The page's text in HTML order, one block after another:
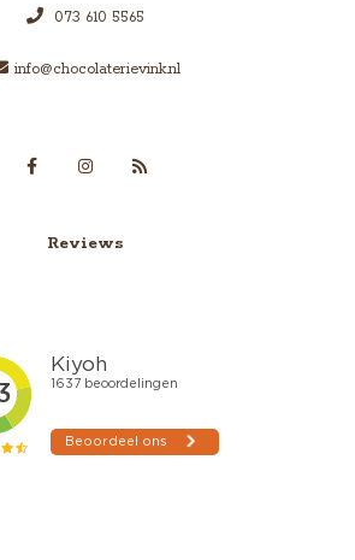
073 610 5565
info@chocolaterievink.nl
Reviews